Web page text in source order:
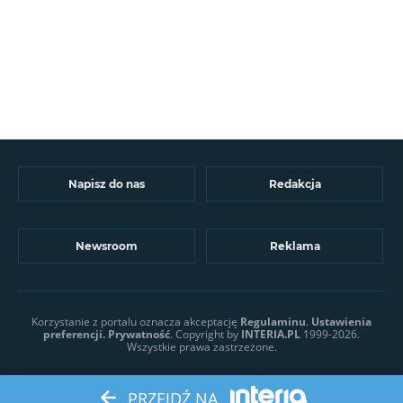
Napisz do nas Redakcja
Newsroom Reklama
Korzystanie z portalu oznacza akceptację Regulaminu. Ustawienia
preferencji. Prywatność. Copyright by INTERIA.PL 1999-2026.
Wszystkie prawa zastrzeżone.
PRZEJDŹ NA